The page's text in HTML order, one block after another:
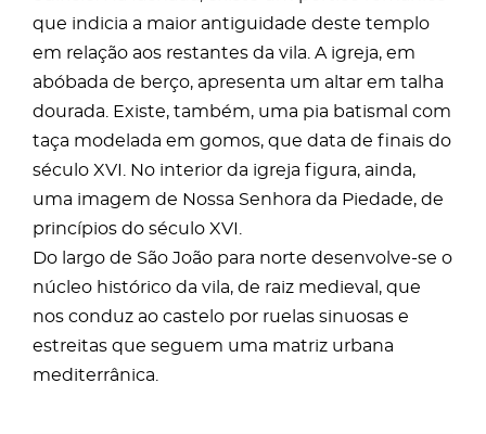
que indicia a maior antiguidade deste templo
em relação aos restantes da vila. A igreja, em
abóbada de berço, apresenta um altar em talha
dourada. Existe, também, uma pia batismal com
taça modelada em gomos, que data de finais do
século XVI. No interior da igreja figura, ainda,
uma imagem de Nossa Senhora da Piedade, de
princípios do século XVI.
Do largo de São João para norte desenvolve-se o
núcleo histórico da vila, de raiz medieval, que
nos conduz ao castelo por ruelas sinuosas e
estreitas que seguem uma matriz urbana
mediterrânica.